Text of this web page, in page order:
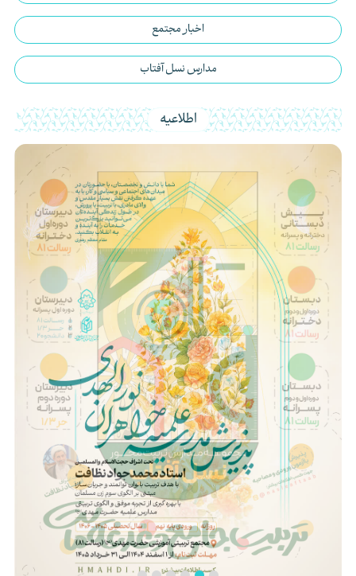
اخبار مجتمع
مدارس نسل آفتاب
اطلاعیه